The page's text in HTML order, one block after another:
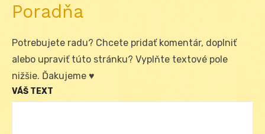
Poradňa
Potrebujete radu? Chcete pridať komentár, doplniť
alebo upraviť túto stránku? Vyplňte textové pole
nižšie. Ďakujeme ♥
VÁŠ TEXT